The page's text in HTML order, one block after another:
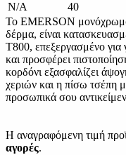
N/A
40
Το EMERSON
δέρμα, είναι
T800, επεξεργασμένο
και προσφέρει
κορδόνι εξασφαλίζει
χεριών και η πίσω τσέπη
προσωπικά σου
Η αναγραφόμενη τιμή
αγορές.